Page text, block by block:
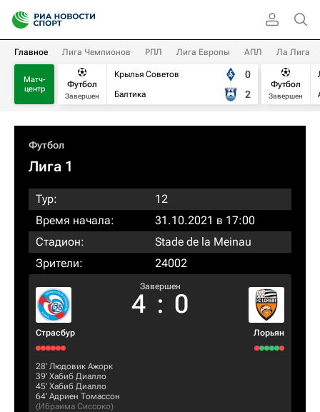
Главное Лига Чемпионов РПЛ Лига Европы АПЛ Ла Лига
Матч-
центр
Футбол
Завершен
Крылья Советов
Балтика
0
2
Футбол
Завершен
Футбол
Лига 1
Тур:
12
Время начала:
31.10.2021 в 17:00
Стадион:
Stade de la Meinau
Зрители:
24002
Страсбур
Завершен
4 : 0
Лорьян
28‎’‎ Людовик Ажорк
39‎’‎ Хабиб Диалло
45‎’‎ Хабиб Диалло
64‎’‎ Адриен Томассон
(Ибраима Сиссоко)